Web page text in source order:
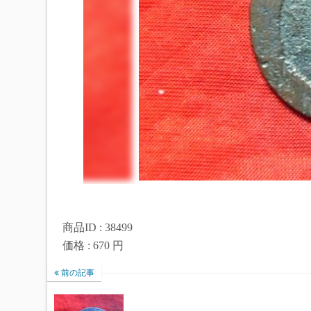
商品ID : 38499
価格 : 670 円
前の記事